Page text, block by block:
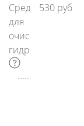
Средство
для
очистки
гидромассажа
530 руб